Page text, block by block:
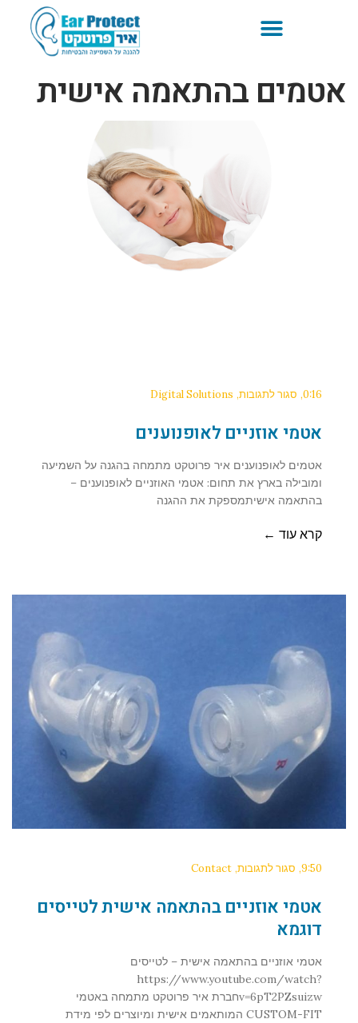
אטמים בהתאמה אישית
0:16 סגור לתגובות Digital Solutions
אטמי אוזניים לאופנוענים
אטמים לאופנוענים איר פרוטקט מתמחה בהגנה על השמיעה
ומובילה בארץ את תחום: אטמי האוזניים לאופנוענים –
בהתאמה אישיתמספקת את ההגנה
קרא עוד ←
9:50 סגור לתגובות Contact
אטמי אוזניים בהתאמה אישית לטייסים
דוגמא
אטמי אוזניים בהתאמה אישית – לטייסים
https://www.youtube.com/watch?
v=6pT2PZsuizwחברת איר פרוטקט מתמחה באטמי
CUSTOM-FIT המותאמים אישית ומיוצרים לפי מידת